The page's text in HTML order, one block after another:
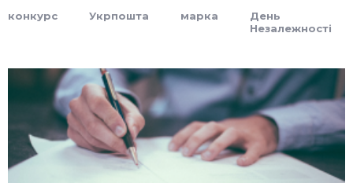
конкурс Укрпошта марка
День
Незалежності